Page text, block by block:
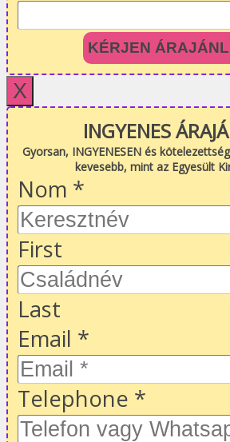
KÉRJEN
X
INGYENES
Gyorsan, INGYENESEN és
kevesebb, mint az Egyesült
Nom *
First
Last
Email *
Telephone *